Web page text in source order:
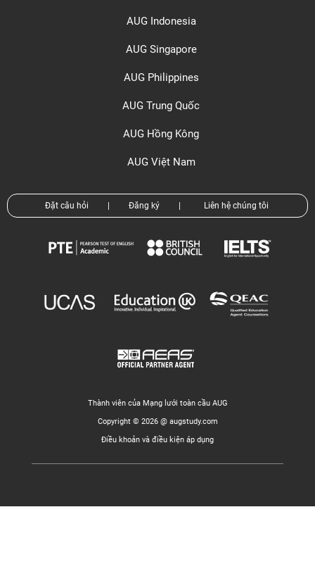
AUG Indonesia
AUG Singapore
AUG Philippines
AUG Trung Quốc
AUG Hồng Kông
AUG Việt Nam
Đặt câu hỏi Đăng ký Liên hệ chúng tôi
Thành viên của Mạng lưới toàn cầu AUG
Copyright © 2026 @ augstudy.com
Điều khoản và điều kiện áp dụng